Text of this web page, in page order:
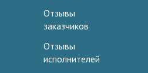
Отзывы
заказчиков
Отзывы
исполнителей